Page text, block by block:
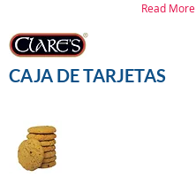
Read More
CAJA DE TARJETAS